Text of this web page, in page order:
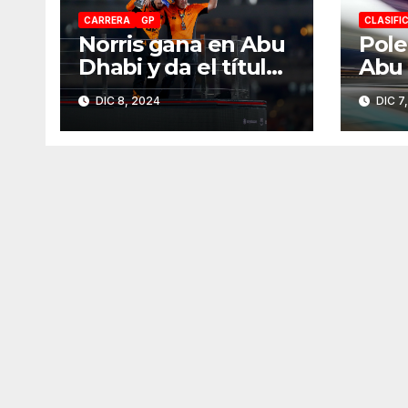
CARRERA GP
Norris gana en Abu
Dhabi y da el título
de Constructores
2024 a McLaren
DIC 8, 2024
Abu
DIC